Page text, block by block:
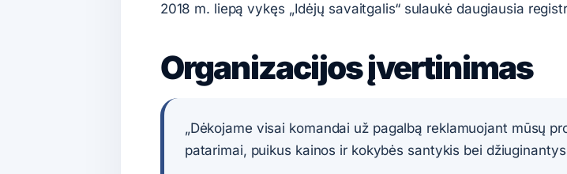
2018 m. liepą vykęs „Idėjų savaitgalis“ sulaukė daugiausia
Organizacijos įvertinimas
„Dėkojame visai komandai už pagalbą reklamuojant mūsų
patarimai, puikus kainos ir kokybės santykis bei